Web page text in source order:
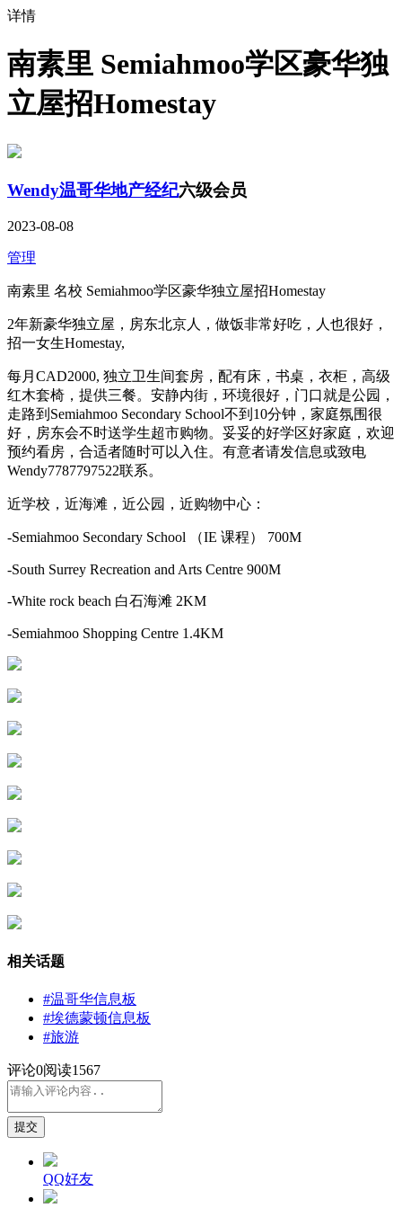
详情
南素里 Semiahmoo学区豪华独
立屋招Homestay
Wendy温哥华地产经纪六级会员
2023-08-08
管理
南素里 名校 Semiahmoo学区豪华独立屋招Homestay
2年新豪华独立屋，房东北京人，做饭非常好吃，人也很好，
招一女生Homestay,
每月CAD2000, 独立卫生间套房，配有床，书桌，衣柜，高级
红木套椅，提供三餐。安静内街，环境很好，门口就是公园，
走路到Semiahmoo Secondary School不到10分钟，家庭氛围很
好，房东会不时送学生超市购物。妥妥的好学区好家庭，欢迎
预约看房，合适者随时可以入住。有意者请发信息或致电
Wendy7787797522联系。
近学校，近海滩，近公园，近购物中心：
-Semiahmoo Secondary School （IE 课程） 700M
-South Surrey Recreation and Arts Centre 900M
-White rock beach 白石海滩 2KM
-Semiahmoo Shopping Centre 1.4KM
相关话题
#温哥华信息板
#埃德蒙顿信息板
#旅游
评论0阅读1567
提交
QQ好友